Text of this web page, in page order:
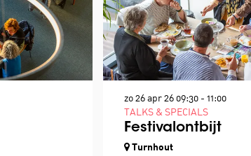
Festivalontbijt
TALKS & SPECIALS
zo 26 apr 26 09:30 - 11:00
Turnhout